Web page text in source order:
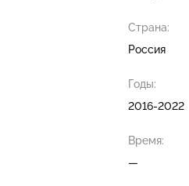
Страна:
Россия
Годы:
2016-2022
Время:
—